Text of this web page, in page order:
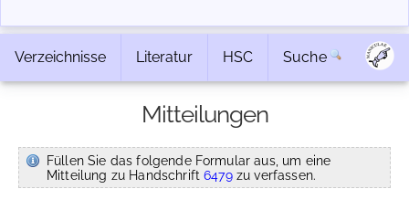
Verzeichnisse Literatur HSC Suche
Mitteilungen
Füllen Sie das folgende Formular aus, um eine
Mitteilung zu Handschrift6479zu verfassen.